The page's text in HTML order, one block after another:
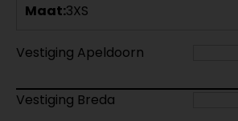
Maat:3XS
Vestiging Apeldoorn
Vestiging Breda